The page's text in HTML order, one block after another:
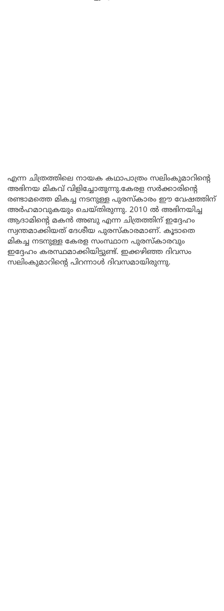
എന്ന ചിത്രത്തിലെ നായക കഥാപാത്രം സലിംകുമാറിന്റെ
അഭിനയ മികവ് വിളിച്ചോതുന്നു.കേരള സർക്കാരിന്റെ
രണ്ടാമത്തെ മികച്ച നടനുള്ള പുരസ്കാരം ഈ വേഷത്തിന്
അർഹമാവുകയും ചെയ്തിരുന്നു. 2010 ൽ അഭിനയിച്ച
ആദാമിന്റെ മകൻ അബു എന്ന ചിത്രത്തിന് ഇദ്ദേഹം
സ്വന്തമാക്കിയത് ദേശീയ പുരസ്കാരമാണ്. കൂടാതെ
മികച്ച നടനുള്ള കേരള സംസ്ഥാന പുരസ്കാരവും
ഇദ്ദേഹം കരസ്ഥമാക്കിയിട്ടുണ്ട്. ഇക്കഴിഞ്ഞ ദിവസം
സലിംകുമാറിന്റെ പിറന്നാൾ ദിവസമായിരുന്നു.